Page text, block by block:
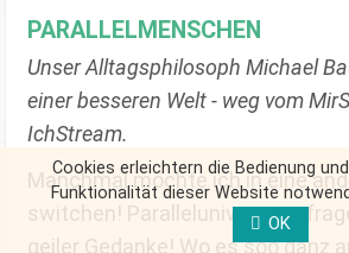
PARALLELMENSCHEN
Unser Alltagsphilosoph Michael
einer besseren Welt - weg vom
IchStream.
Manchmal möchte ich in eine
switchen! Paralleluniversum,
geiler Gedanke! Wo es soo ganz
Cookies erleichtern die Bedienung
Funktionalität dieser Website
OK
FORM